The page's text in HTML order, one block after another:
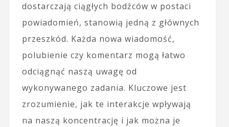
dostarczają ciągłych bodźców w postaci
powiadomień, stanowią jedną z głównych
przeszkód. Każda nowa wiadomość,
polubienie czy komentarz mogą łatwo
odciągnąć naszą uwagę od
wykonywanego zadania. Kluczowe jest
zrozumienie, jak te interakcje wpływają
na naszą koncentrację i jak można je